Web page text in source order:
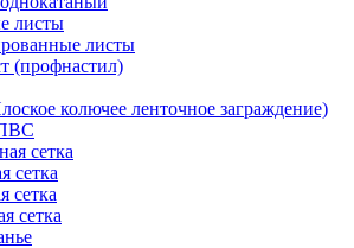
листы
листы
(профнастил)
колючее ленточное заграждение)
сетка
сетка
сетка
сетка